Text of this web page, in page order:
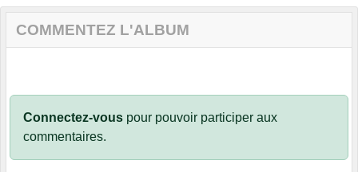
COMMENTEZ L'ALBUM
Connectez-vous pour pouvoir participer aux
commentaires.